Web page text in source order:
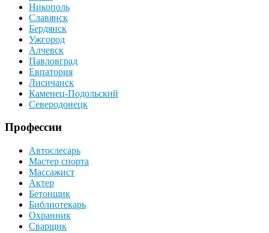
Никополь
Славянск
Бердянск
Ужгород
Алчевск
Павловград
Евпатория
Лисичанск
Каменец-Подольский
Северодонецк
Профессии
Автослесарь
Мастер спорта
Массажист
Актер
Бетонщик
Библиотекарь
Охранник
Сварщик